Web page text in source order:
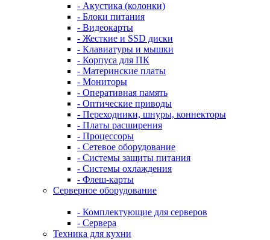
- Акустика (колонки)
- Блоки питания
- Видеокарты
- Жесткие и SSD диски
- Клавиатуры и мышки
- Корпуса для ПК
- Материнские платы
- Мониторы
- Оперативная память
- Оптические приводы
- Переходники, шнуры, коннекторы
- Платы расширения
- Процессоры
- Сетевое оборудование
- Системы защиты питания
- Системы охлаждения
- Флеш-карты
Серверное оборудование
- Комплектующие для серверов
- Сервера
Техника для кухни